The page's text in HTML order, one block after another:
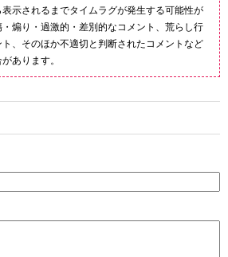
示されるまでタイムラグが発生する可能性が
煽り・過激的・差別的なコメント、荒らし行
、そのほか不適切と判断されたコメントなど
あります。